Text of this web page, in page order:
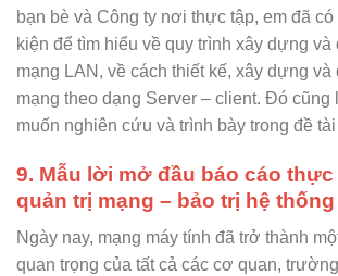
bạn bè và Công ty nơi thực tập, em đã
kiện để tìm hiểu về quy trình xây dựng và
mạng LAN, về cách thiết kế, xây dựng và
mạng theo dạng Server – client. Đó cũng
muốn nghiên cứu và trình bày trong đề
9. Mẫu lời mở đầu báo cáo
quản trị mạng – bảo trị hệ
Ngày nay, mạng máy tính đã trở thành
quan trọng của tất cả các cơ quan,